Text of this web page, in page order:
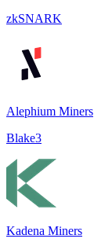
zkSNARK
Alephium Miners
Blake3
Kadena Miners